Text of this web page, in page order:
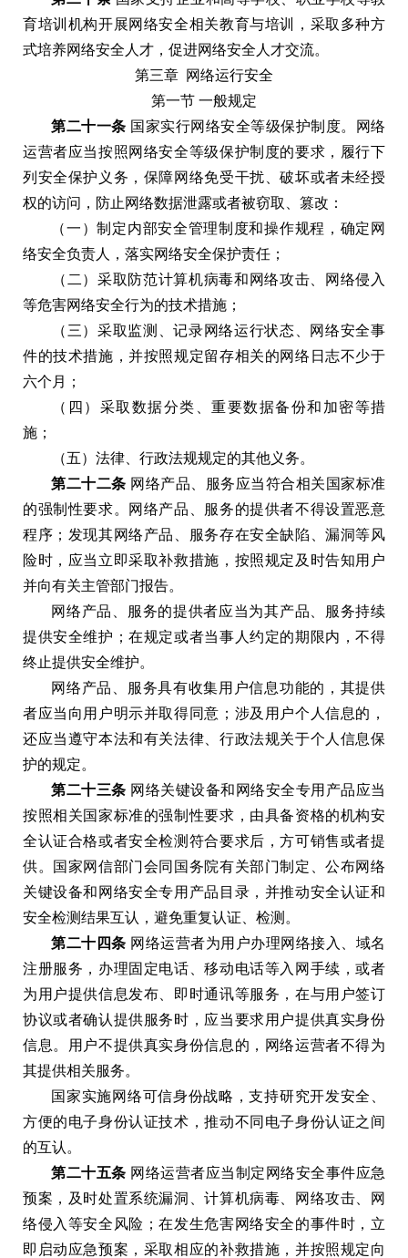
育培训机构开展网络安全相关教育与培训
， 采取多种方
式培养网络安全人才 ， 促进网络安全人才交流。
第三章 网络运行安全
第一节 一般规定
第二十一条 国家实行网络安全等级保护制度。
网络
运营者应当按照网络安全等级保护制度的要求 ， 履行下
列安全保护义务 ， 保障网络免受干扰 、破坏或者未经授
权的访问 ， 防止网络数据泄露或者被窃取 篡改 ：
（一 ）制定内部安全管理制度和操作规程 ， 确定网
络安全负责人
， 落实网络安全保护责任 ；
（ 二 ）采取防范计算机病毒和网络攻击
网络侵入
等危害网络安全行为的技术措施 ；
（ 三）采取监测 、记录网络运行状态
网络安全事
件的技术措施 ，并按照规定留存相关的网络日志不少于
六个月
；
（ 四 ） 采取数据分类
重要数据备份和加密等措
施 ；
（五） 法律 行政法规规定的其他义务。
第二十二条 网络产品
服务应当符合相关国家标准
的强制性要求。 网络产品
服务的提供者不得设置恶意
程序 ； 发现其网络产品 服务存在安全缺陷 、漏洞等风
险时 ， 应当立即采取补救措施 ， 按照规定及时告知用户
并向有关主管部门报告。
网络产品
服务的提供者应当为其产品
服务持续
提供安全维护 ； 在规定或者当事人约定的期限内 ，不得
终止提供安全维护。
网络产品
服务具有收集用户信息功能的 ， 其提供
者应当向用户明示并取得同意 ； 涉及用户个人信息的 ，
还应当遵守本法和有关法律
行政法规关于个人信息保
护的规定。
第二十三条 网络关键设备和网络安全专用产品应当
按照相关国家标准的强制性要求 ， 由具备资格的机构安
全认证合格或者安全检测符合要求后 ，方可销售或者提
供。 国家网信部门会同国务院有关部门制定 、公布网络
关键设备和网络安全专用产品目录 ， 并推动安全认证和
安全检测结果互认 ， 避免重复认证 检测 。
第二十四条 网络运营者为用户办理网络接入
域名
注册服务 ， 办理固定电话 、移动电话等入网手续 ，或者
为用户提供信息发布
即时通讯等服务 ， 在与用户签订
协议或者确认提供服务时 ， 应当要求用户提供真实身份
信息 。 用户不提供真实身份信息的 ， 网络运营者不得为
其提供相关服务。
国家实施网络可信身份战略 ，支持研究开发安全
方便的电子身份认证技术 ，推动不同电子身份认证之间
的互认 。
第二十五条 网络运营者应当制定网络安全事件应急
预案 ， 及时处置系统漏洞 、计算机病毒 网络攻击
网
络侵入等安全风险 ； 在发生危害网络安全的事件时 ， 立
即启动应急预案 ， 采取相应的补救措施 ， 并按照规定向